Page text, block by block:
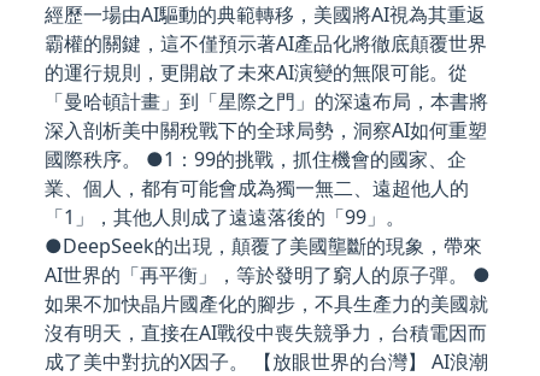
經歷一場由AI驅動的典範轉移，美國將AI視為其重返
霸權的關鍵，這不僅預示著AI產品化將徹底顛覆世界
的運行規則，更開啟了未來AI演變的無限可能。從
「曼哈頓計畫」到「星際之門」的深遠布局，本書將
深入剖析美中關稅戰下的全球局勢，洞察AI如何重塑
國際秩序。 ●1：99的挑戰，抓住機會的國家、企
業、個人，都有可能會成為獨一無二、遠超他人的
「1」，其他人則成了遠遠落後的「99」。
●DeepSeek的出現，顛覆了美國壟斷的現象，帶來
AI世界的「再平衡」，等於發明了窮人的原子彈。 ●
如果不加快晶片國產化的腳步，不具生產力的美國就
沒有明天，直接在AI戰役中喪失競爭力，台積電因而
成了美中對抗的X因子。 【放眼世界的台灣】 AI浪潮